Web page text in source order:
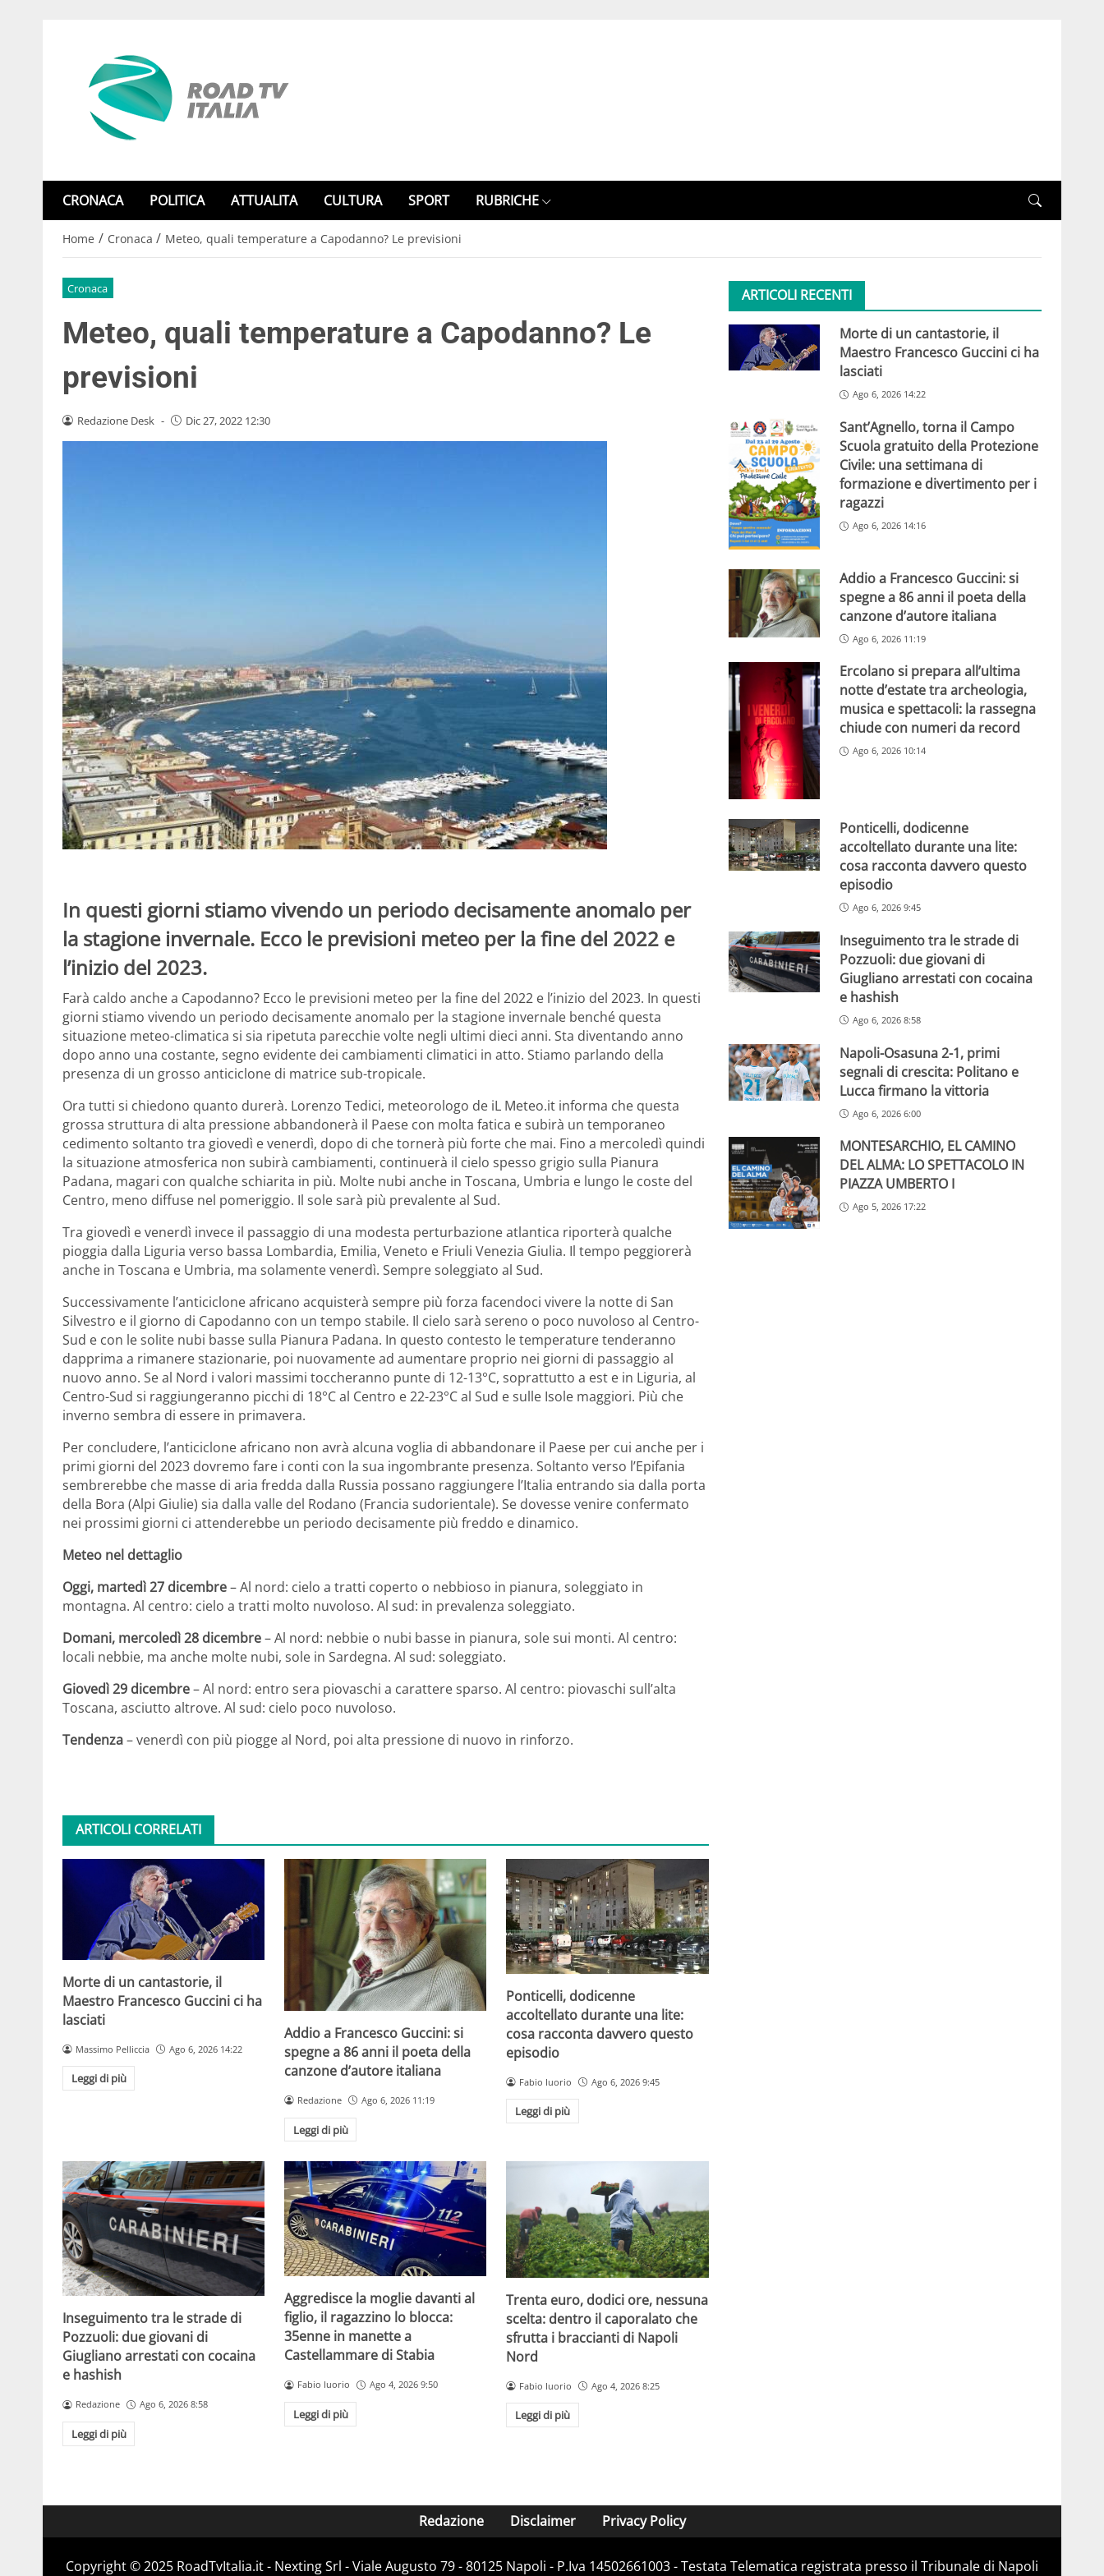
CRONACA POLITICA ATTUALITA CULTURA SPORT RUBRICHE
Home / Cronaca / Meteo, quali temperature a Capodanno? Le previsioni
Cronaca
Meteo, quali temperature a Capodanno? Le
previsioni
Redazione Desk - Dic 27, 2022 12:30
In questi giorni stiamo vivendo un periodo decisamente anomalo per
la stagione invernale. Ecco le previsioni meteo per la fine del 2022 e
l’inizio del 2023.
Farà caldo anche a Capodanno? Ecco le previsioni meteo per la fine del 2022 e l’inizio del 2023. In questi
giorni stiamo vivendo un periodo decisamente anomalo per la stagione invernale benché questa
situazione meteo-climatica si sia ripetuta parecchie volte negli ultimi dieci anni. Sta diventando anno
dopo anno una costante, segno evidente dei cambiamenti climatici in atto. Stiamo parlando della
presenza di un grosso anticiclone di matrice sub-tropicale.
Ora tutti si chiedono quanto durerà. Lorenzo Tedici, meteorologo de iL Meteo.it informa che questa
grossa struttura di alta pressione abbandonerà il Paese con molta fatica e subirà un temporaneo
cedimento soltanto tra giovedì e venerdì, dopo di che tornerà più forte che mai. Fino a mercoledì quindi
la situazione atmosferica non subirà cambiamenti, continuerà il cielo spesso grigio sulla Pianura
Padana, magari con qualche schiarita in più. Molte nubi anche in Toscana, Umbria e lungo le coste del
Centro, meno diffuse nel pomeriggio. Il sole sarà più prevalente al Sud.
Tra giovedì e venerdì invece il passaggio di una modesta perturbazione atlantica riporterà qualche
pioggia dalla Liguria verso bassa Lombardia, Emilia, Veneto e Friuli Venezia Giulia. Il tempo peggiorerà
anche in Toscana e Umbria, ma solamente venerdì. Sempre soleggiato al Sud.
Successivamente l’anticiclone africano acquisterà sempre più forza facendoci vivere la notte di San
Silvestro e il giorno di Capodanno con un tempo stabile. Il cielo sarà sereno o poco nuvoloso al Centro-
Sud e con le solite nubi basse sulla Pianura Padana. In questo contesto le temperature tenderanno
dapprima a rimanere stazionarie, poi nuovamente ad aumentare proprio nei giorni di passaggio al
nuovo anno. Se al Nord i valori massimi toccheranno punte di 12-13°C, soprattutto a est e in Liguria, al
Centro-Sud si raggiungeranno picchi di 18°C al Centro e 22-23°C al Sud e sulle Isole maggiori. Più che
inverno sembra di essere in primavera.
Per concludere, l’anticiclone africano non avrà alcuna voglia di abbandonare il Paese per cui anche per i
primi giorni del 2023 dovremo fare i conti con la sua ingombrante presenza. Soltanto verso l’Epifania
sembrerebbe che masse di aria fredda dalla Russia possano raggiungere l’Italia entrando sia dalla porta
della Bora (Alpi Giulie) sia dalla valle del Rodano (Francia sudorientale). Se dovesse venire confermato
nei prossimi giorni ci attenderebbe un periodo decisamente più freddo e dinamico.
Meteo nel dettaglio
Oggi, martedì 27 dicembre– Al nord: cielo a tratti coperto o nebbioso in pianura, soleggiato in
montagna. Al centro: cielo a tratti molto nuvoloso. Al sud: in prevalenza soleggiato.
Domani, mercoledì 28 dicembre– Al nord: nebbie o nubi basse in pianura, sole sui monti. Al centro:
locali nebbie, ma anche molte nubi, sole in Sardegna. Al sud: soleggiato.
Giovedì 29 dicembre– Al nord: entro sera piovaschi a carattere sparso. Al centro: piovaschi sull’alta
Toscana, asciutto altrove. Al sud: cielo poco nuvoloso.
Tendenza– venerdì con più piogge al Nord, poi alta pressione di nuovo in rinforzo.
ARTICOLI CORRELATI
Morte di un cantastorie, il
Maestro Francesco Guccini ci ha
lasciati
Massimo Pelliccia Ago 6, 2026 14:22
Leggi di più
Addio a Francesco Guccini: si
spegne a 86 anni il poeta della
canzone d’autore italiana
Redazione Ago 6, 2026 11:19
Leggi di più
Ponticelli, dodicenne
accoltellato durante una lite:
cosa racconta davvero questo
episodio
Fabio Iuorio Ago 6, 2026 9:45
Leggi di più
Inseguimento tra le strade di
Pozzuoli: due giovani di
Giugliano arrestati con cocaina
e hashish
Redazione Ago 6, 2026 8:58
Leggi di più
Aggredisce la moglie davanti al
figlio, il ragazzino lo blocca:
35enne in manette a
Castellammare di Stabia
Fabio Iuorio Ago 4, 2026 9:50
Leggi di più
Trenta euro, dodici ore, nessuna
scelta: dentro il caporalato che
sfrutta i braccianti di Napoli
Nord
Fabio Iuorio Ago 4, 2026 8:25
Leggi di più
ARTICOLI RECENTI
Morte di un cantastorie, il
Maestro Francesco Guccini ci ha
lasciati
Ago 6, 2026 14:22
Sant’Agnello, torna il Campo
Scuola gratuito della Protezione
Civile: una settimana di
formazione e divertimento per i
ragazzi
Ago 6, 2026 14:16
Addio a Francesco Guccini: si
spegne a 86 anni il poeta della
canzone d’autore italiana
Ago 6, 2026 11:19
Ercolano si prepara all’ultima
notte d’estate tra archeologia,
musica e spettacoli: la rassegna
chiude con numeri da record
Ago 6, 2026 10:14
Ponticelli, dodicenne
accoltellato durante una lite:
cosa racconta davvero questo
episodio
Ago 6, 2026 9:45
Inseguimento tra le strade di
Pozzuoli: due giovani di
Giugliano arrestati con cocaina
e hashish
Ago 6, 2026 8:58
Napoli-Osasuna 2-1, primi
segnali di crescita: Politano e
Lucca firmano la vittoria
Ago 6, 2026 6:00
MONTESARCHIO, EL CAMINO
DEL ALMA: LO SPETTACOLO IN
PIAZZA UMBERTO I
Ago 5, 2026 17:22
Redazione Disclaimer Privacy Policy
Copyright ©️ 2025 RoadTvItalia.it - Nexting Srl - Viale Augusto 79 - 80125 Napoli - P.Iva 14502661003 - Testata Telematica registrata presso il Tribunale di Napoli